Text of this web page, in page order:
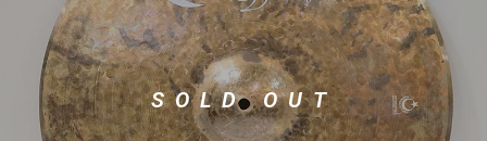
キーボード 電子ピアノ
管楽器 その他楽器
SOLD OUT